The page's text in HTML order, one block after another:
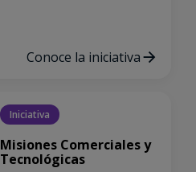
Conoce la iniciativa
Iniciativa
Misiones Comerciales y
Tecnológicas